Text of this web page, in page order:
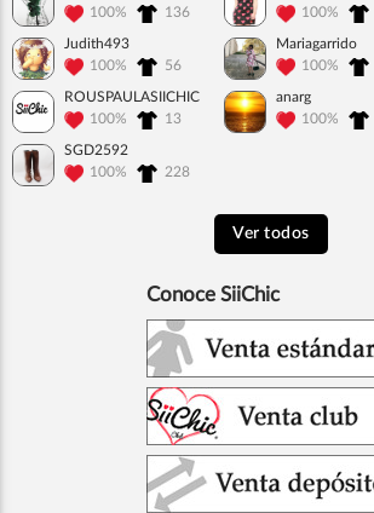
100%
136
100%
Judith493
100%
56
Mariagarrido
100%
ROUSPAULASIICHIC
100%
13
anarg
100%
SGD2592
100%
228
Ver todos
Conoce SiiChic